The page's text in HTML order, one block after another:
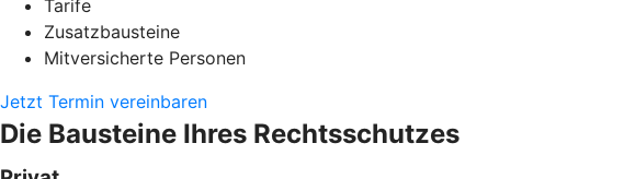
Tarife
Zusatzbausteine
Mitversicherte Personen
Jetzt Termin vereinbaren
Die Bausteine Ihres Rechtsschutzes